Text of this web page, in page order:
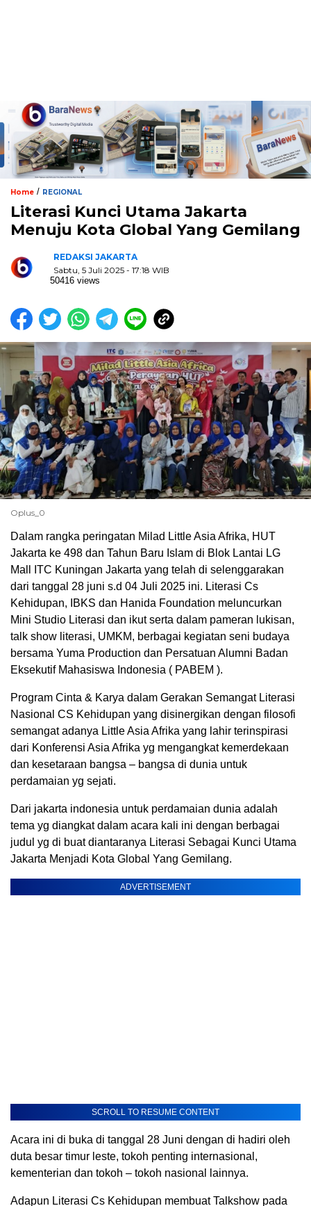
Home / REGIONAL
Literasi Kunci Utama Jakarta
Menuju Kota Global Yang Gemilang
REDAKSI JAKARTA
Sabtu, 5 Juli 2025 - 17:18 WIB
50416 views
Oplus_0
Dalam rangka peringatan Milad Little Asia Afrika, HUT
Jakarta ke 498 dan Tahun Baru Islam di Blok Lantai LG
Mall ITC Kuningan Jakarta yang telah di selenggarakan
dari tanggal 28 juni s.d 04 Juli 2025 ini. Literasi Cs
Kehidupan, IBKS dan Hanida Foundation meluncurkan
Mini Studio Literasi dan ikut serta dalam pameran lukisan,
talk show literasi, UMKM, berbagai kegiatan seni budaya
bersama Yuma Production dan Persatuan Alumni Badan
Eksekutif Mahasiswa Indonesia ( PABEM ).
Program Cinta & Karya dalam Gerakan Semangat Literasi
Nasional CS Kehidupan yang disinergikan dengan filosofi
semangat adanya Little Asia Afrika yang lahir terinspirasi
dari Konferensi Asia Afrika yg mengangkat kemerdekaan
dan kesetaraan bangsa – bangsa di dunia untuk
perdamaian yg sejati.
Dari jakarta indonesia untuk perdamaian dunia adalah
tema yg diangkat dalam acara kali ini dengan berbagai
judul yg di buat diantaranya Literasi Sebagai Kunci Utama
Jakarta Menjadi Kota Global Yang Gemilang.
ADVERTISEMENT
SCROLL TO RESUME CONTENT
Acara ini di buka di tanggal 28 Juni dengan di hadiri oleh
duta besar timur leste, tokoh penting internasional,
kementerian dan tokoh – tokoh nasional lainnya.
Adapun Literasi Cs Kehidupan membuat Talkshow pada